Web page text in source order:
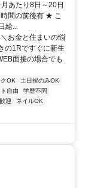
あたり8日～20日
間の前後有 ★ こ
給...
お金と住まいの悩
の1Rですぐに新生
面接の場合でも
OK
土日祝のみOK
自由
学歴不問
迎
ネイルOK